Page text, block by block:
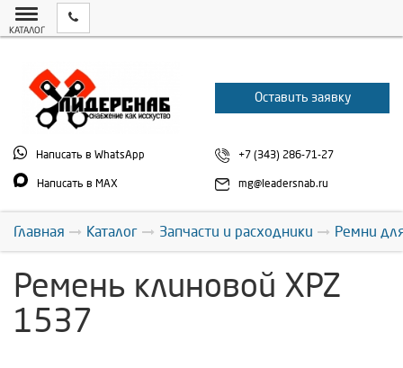
КАТАЛОГ
Оставить заявку
Написать в WhatsApp
Написать в MAX
+7 (343) 286-71-27
mg@leadersnab.ru
Главная Каталог Запчасти и расходники Ремни
Ремень клиновой XPZ
1537